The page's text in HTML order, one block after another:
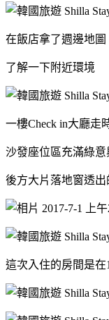
在飯店拿了週邊地圖
了解一下附近環境
一樓Check in大廳走
沙發座位區充滿綠意
後方大片落地窗透出
這次入住的房間是在